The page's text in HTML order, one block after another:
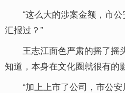
“这么大的涉案金额，市
汇报过？”
王志江面色严肃的摇了摇
知道，本身在文化圈就很有的
“加上上市了公司，市公